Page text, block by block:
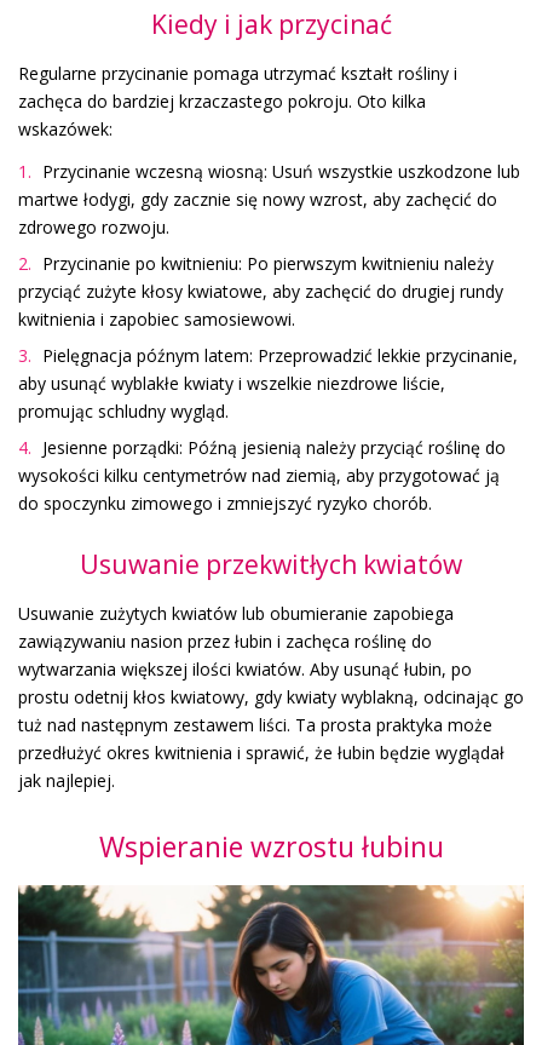
Kiedy i jak przycinać
Regularne przycinanie pomaga utrzymać kształt rośliny i
zachęca do bardziej krzaczastego pokroju. Oto kilka
wskazówek:
Przycinanie wczesną wiosną: Usuń wszystkie uszkodzone lub
martwe łodygi, gdy zacznie się nowy wzrost, aby zachęcić do
zdrowego rozwoju.
Przycinanie po kwitnieniu: Po pierwszym kwitnieniu należy
przyciąć zużyte kłosy kwiatowe, aby zachęcić do drugiej rundy
kwitnienia i zapobiec samosiewowi.
Pielęgnacja późnym latem: Przeprowadzić lekkie przycinanie,
aby usunąć wyblakłe kwiaty i wszelkie niezdrowe liście,
promując schludny wygląd.
Jesienne porządki: Późną jesienią należy przyciąć roślinę do
wysokości kilku centymetrów nad ziemią, aby przygotować ją
do spoczynku zimowego i zmniejszyć ryzyko chorób.
Usuwanie przekwitłych kwiatów
Usuwanie zużytych kwiatów lub obumieranie zapobiega
zawiązywaniu nasion przez łubin i zachęca roślinę do
wytwarzania większej ilości kwiatów. Aby usunąć łubin, po
prostu odetnij kłos kwiatowy, gdy kwiaty wyblakną, odcinając go
tuż nad następnym zestawem liści. Ta prosta praktyka może
przedłużyć okres kwitnienia i sprawić, że łubin będzie wyglądał
jak najlepiej.
Wspieranie wzrostu łubinu